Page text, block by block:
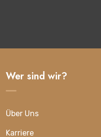
Wer sind wir?
Über Uns
Karriere